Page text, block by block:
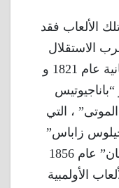
الألعاب فقد
الاستقلال
اليونانية عن الإمبراطورية العثمانية عام 1821 و
، التي
زاباس”
و هو ثرى يوناني إلى ملك “اليونان” عام 1856
الأولمبية